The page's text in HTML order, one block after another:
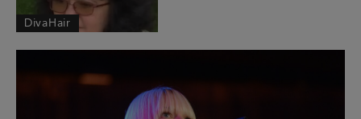
DivaHair